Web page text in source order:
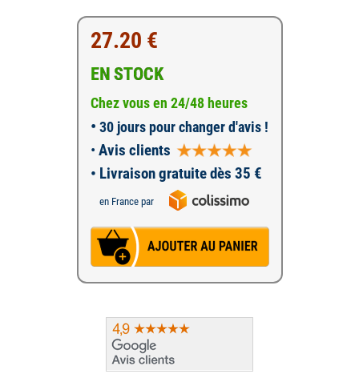
27.20 €
EN STOCK
Chez vous en 24/48 heures
• 30 jours pour changer d'avis !
• Avis clients
• Livraison gratuite dès 35 €
en France par